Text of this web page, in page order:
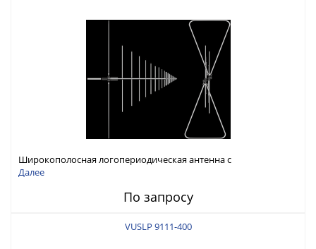
Широкополосная логопериодическая антенна с
биконическим вибратором 30 - 7000 МГц
Далее
По запросу
VUSLP 9111-400